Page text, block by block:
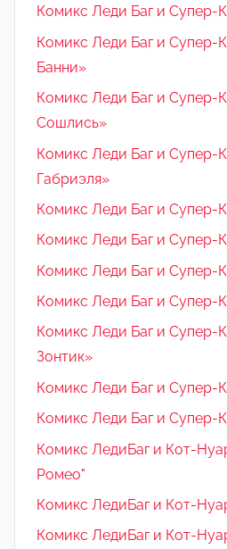
Комикс Леди Баг и Супер-
Комикс Леди Баг и Супер-
Банни»
Комикс Леди Баг и Супер-
Сошлись»
Комикс Леди Баг и Супер-
Габриэля»
Комикс Леди Баг и Супер-
Комикс Леди Баг и Супер-
Комикс Леди Баг и Супер-
Комикс Леди Баг и Супер-
Комикс Леди Баг и Супер-
Зонтик»
Комикс Леди Баг и Супер-
Комикс Леди Баг и Супер-
Комикс ЛедиБаг и Кот-
Ромео"
Комикс ЛедиБаг и Кот-
Комикс ЛедиБаг и Кот-